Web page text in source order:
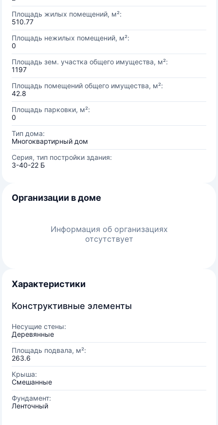
Площадь жилых помещений, м²:
510.77
Площадь нежилых помещений, м²:
0
Площадь зем. участка общего имущества, м²:
1197
Площадь помещений общего имущества, м²:
42.8
Площадь парковки, м²:
0
Тип дома:
Многоквартирный дом
Серия, тип постройки здания:
3-40-22 Б
Организации в доме
Информация об организациях
отсутствует
Характеристики
Конструктивные элементы
Несущие стены:
Деревянные
Площадь подвала, м²:
263.6
Крыша:
Смешанные
Фундамент:
Ленточный